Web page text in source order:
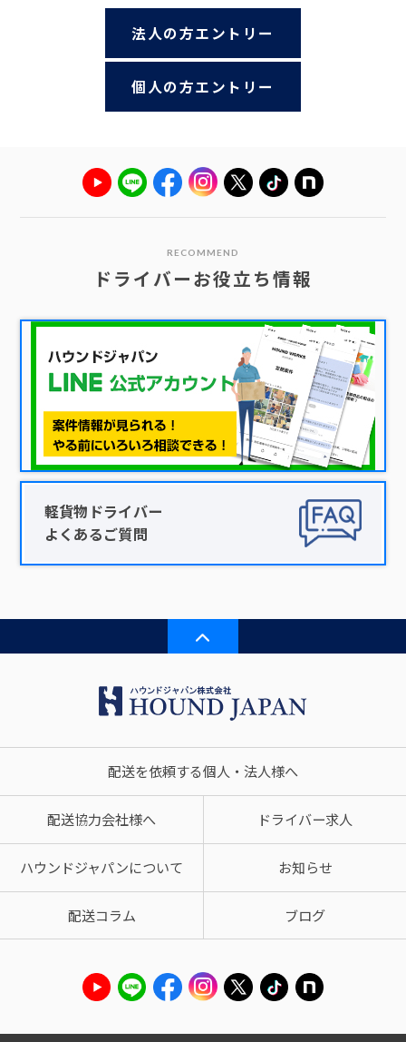
法人の方エントリー
個人の方エントリー
RECOMMEND
ドライバーお役立ち情報
軽貨物ドライバー
よくあるご質問
配送を依頼する個人・法人様へ
配送協力会社様へ ドライバー求人
ハウンドジャパンについて お知らせ
配送コラム ブログ